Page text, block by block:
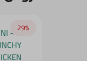
29‎%‎